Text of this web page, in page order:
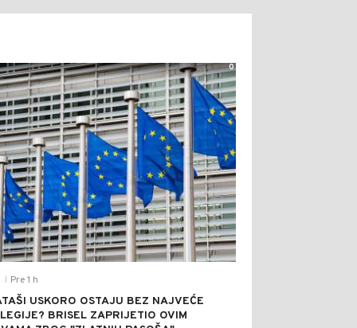
Pre 1 h
USKORO OSTAJU BEZ NAJVEĆE
BRISEL ZAPRIJETIO OVIM
0